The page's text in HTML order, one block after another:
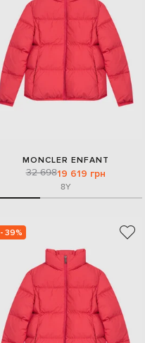
MONCLER ENFANT
32 69819 619 грн
8Y
- 39%